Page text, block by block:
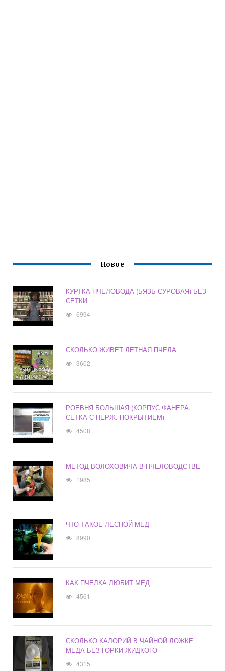
Новое
КУРТКА ПЧЕЛОВОДА (БЯЗЬ СУРОВАЯ) БЕЗ
СЕТКИ
6994
СКОЛЬКО ЖИВЕТ ЛЕТНАЯ ПЧЕЛА
3602
РОЕВНЯ БОЛЬШАЯ (КОРПУС ФАНЕРА,
СЕТКА С НЕРЖ. ПОКРЫТИЕМ)
4508
МЕТОД ВОЛОХОВИЧА В ПЧЕЛОВОДСТВЕ
1985
ЧТО ТАКОЕ ЛЕСНОЙ МЕД
8990
КАК ПЧЕЛКА ЛЮБИТ МЕД
4561
СКОЛЬКО КАЛОРИЙ В ЧАЙНОЙ ЛОЖКЕ
МЕДА БЕЗ ГОРКИ ЖИДКОГО
4315